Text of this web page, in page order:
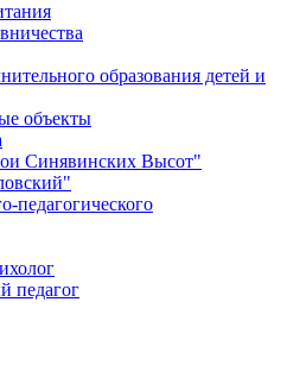
образования детей и
объекты
Синявинских Высот"
педагогического
педагог